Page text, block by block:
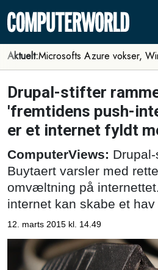
Aktuelt:Microsofts Azure vokser,
Drupal-stifter
'fremtidens push-
er et internet fyldt
ComputerViews:
Buytaert varsler med
omvæltning på
internet kan skabe et hav
12. marts 2015 kl. 14.49